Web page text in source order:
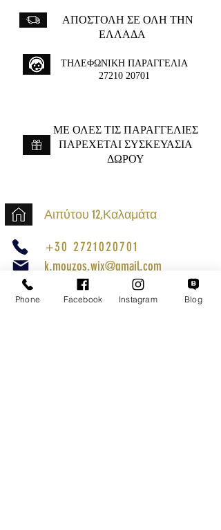
ΑΠΟΣΤΟΛΗ ΣΕ ΟΛΗ ΤΗΝ
ΕΛΛΑΔΑ
ΤΗΛΕΦΩΝΙΚΗ ΠΑΡΑΓΓΕΛΙΑ
27210 20701
ME ΟΛΕΣ ΤΙΣ ΠΑΡΑΓΓΕΛΙΕΣ
ΠΑΡΕΧΕΤΑΙ ΣΥΣΚΕΥΑΣΙΑ
ΔΩΡΟΥ
Αιπύτου 12,Καλαμάτα
+30 2721020701
k.mouzos.wix@gmail.com
Εντοπισμός Δέματος
Phone Facebook Instagram Blog